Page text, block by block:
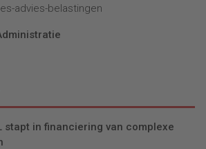
advies-belastingen
stapt in financiering van complexe